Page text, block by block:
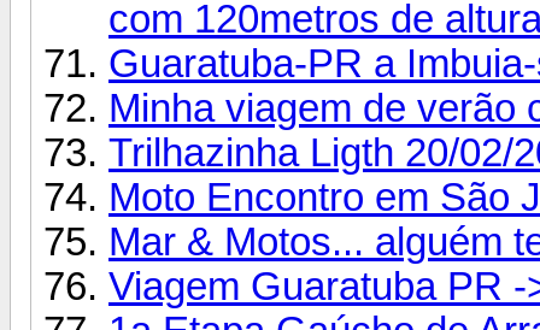
com 120metros de
Guaratuba-PR a
Minha viagem de verão
Trilhazinha Ligth 20/02/
Moto Encontro em São
Mar & Motos... alguém
Viagem Guaratuba PR